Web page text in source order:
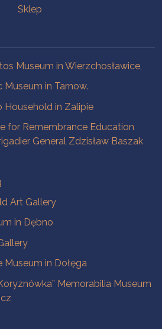
Sklep
Museum in Wierzchosławice,
Museum in Tarnow.
Household in Zalipie
for Remembrance Education
General Zdzisław Baszak
Art Gallery
in Dębno
Museum in Dołęga
Memorabilia Museum